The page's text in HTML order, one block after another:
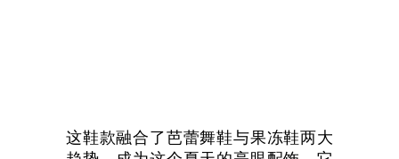
这鞋款融合了芭蕾舞鞋与果冻鞋两大